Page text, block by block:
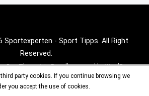
Sportexperten - Sport Tipps. All Right
Reserved.
By aThemeArt - Proudly powered by WordPress.
party cookies. If you continue browsing we
you accept the use of cookies.